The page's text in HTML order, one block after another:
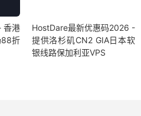
香港
88折
HostDare最新优惠码2026 -
提供洛杉矶CN2 GIA日本软
银线路保加利亚VPS